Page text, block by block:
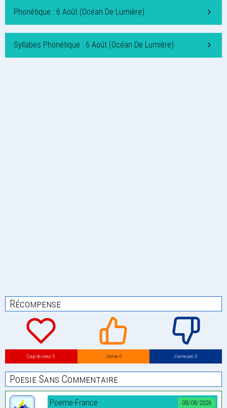
Phonétique : 6 Août (Océan De Lumière)
Syllabes Phonétique : 6 Août (Océan De Lumière)
Récompense
Coup de coeur: 0 J’aime: 0 J’aime pas: 0
Poesie Sans Commentaire
08/08/2026
Poeme-France